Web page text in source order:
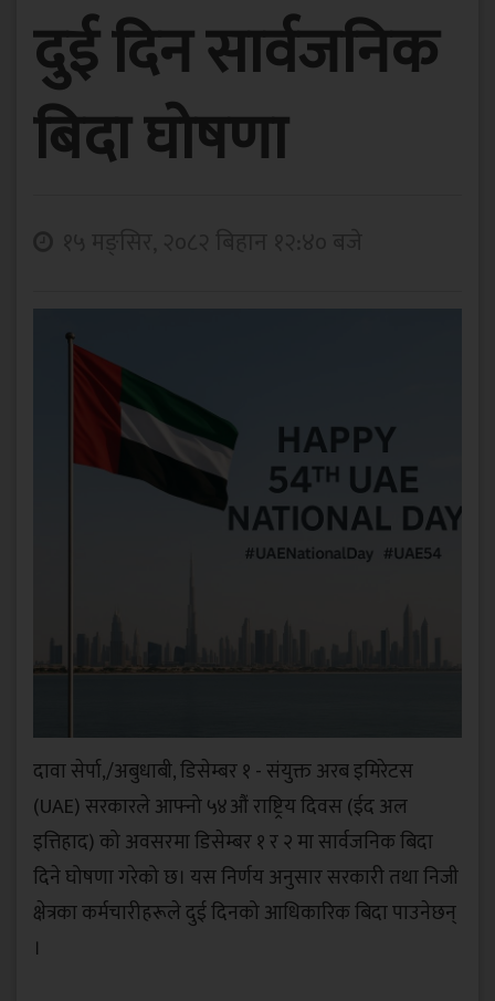
दुई दिन सार्वजनिक
बिदा घोषणा
दावा सेर्पा,/अबुधाबी, डिसेम्बर १ - संयुक्त अरब इमिरेटस
(UAE) सरकारले आफ्नो ५४औं राष्ट्रिय दिवस (ईद अल
इत्तिहाद) को अवसरमा डिसेम्बर १ र २ मा सार्वजनिक बिदा
दिने घोषणा गरेको छ। यस निर्णय अनुसार सरकारी तथा निजी
क्षेत्रका कर्मचारीहरूले दुई दिनको आधिकारिक बिदा पाउनेछन्
।